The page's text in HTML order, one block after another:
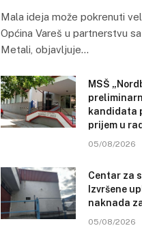
Mala ideja može pokrenuti
Općina Vareš u partnerstvu
Metali, objavljuje…
MSŠ
kandidata
prijem u
05/08/2026
Centar za
Izvršene
naknada
05/08/2026